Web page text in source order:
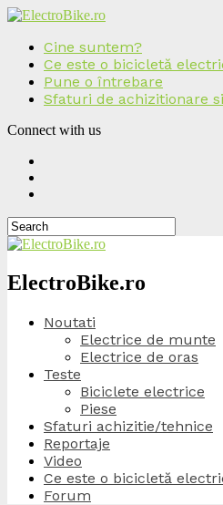
Cine suntem?
Ce este o bicicletă
Pune o întrebare
Sfaturi de achizitionare
Connect with us
ElectroBike.ro
Noutati
Electrice de munte
Electrice de oras
Teste
Biciclete electrice
Piese
Sfaturi achizitie/tehnice
Reportaje
Video
Ce este o bicicletă
Forum